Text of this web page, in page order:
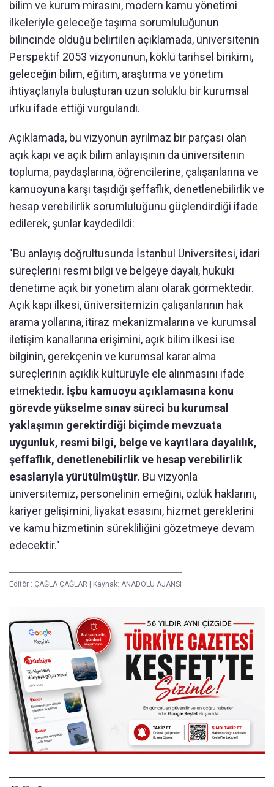
bilim ve kurum mirasını, modern kamu yönetimi
ilkeleriyle geleceğe taşıma sorumluluğunun
bilincinde olduğu belirtilen açıklamada, üniversitenin
Perspektif 2053 vizyonunun, köklü tarihsel birikimi,
geleceğin bilim, eğitim, araştırma ve yönetim
ihtiyaçlarıyla buluşturan uzun soluklu bir kurumsal
ufku ifade ettiği vurgulandı.
Açıklamada, bu vizyonun ayrılmaz bir parçası olan
açık kapı ve açık bilim anlayışının da üniversitenin
topluma, paydaşlarına, öğrencilerine, çalışanlarına ve
kamuoyuna karşı taşıdığı şeffaflık, denetlenebilirlik ve
hesap verebilirlik sorumluluğunu güçlendirdiği ifade
edilerek, şunlar kaydedildi:
"Bu anlayış doğrultusunda İstanbul Üniversitesi, idari
süreçlerini resmi bilgi ve belgeye dayalı, hukuki
denetime açık bir yönetim alanı olarak görmektedir.
Açık kapı ilkesi, üniversitemizin çalışanlarının hak
arama yollarına, itiraz mekanizmalarına ve kurumsal
iletişim kanallarına erişimini, açık bilim ilkesi ise
bilginin, gerekçenin ve kurumsal karar alma
süreçlerinin açıklık kültürüyle ele alınmasını ifade
etmektedir. İşbu kamuoyu açıklamasına konu
görevde yükselme sınav süreci bu kurumsal
yaklaşımın gerektirdiği biçimde mevzuata
uygunluk, resmi bilgi, belge ve kayıtlara dayalılık,
şeffaflık, denetlenebilirlik ve hesap verebilirlik
esaslarıyla yürütülmüştür. Bu vizyonla
üniversitemiz, personelinin emeğini, özlük haklarını,
kariyer gelişimini, liyakat esasını, hizmet gereklerini
ve kamu hizmetinin sürekliliğini gözetmeye devam
edecektir."
Editör : ÇAĞLA ÇAĞLAR Kaynak: ANADOLU AJANSI